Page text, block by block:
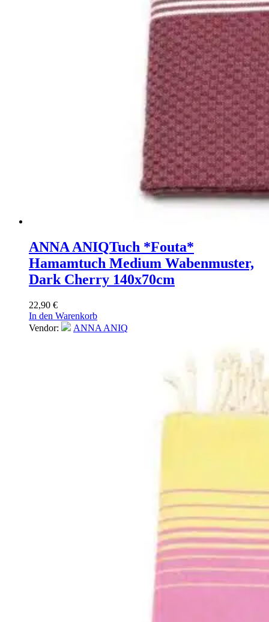
ANNA ANIQTuch *Fouta*
Hamamtuch Medium Wabenmuster,
Dark Cherry 140x70cm
22,90 €
In den Warenkorb
Vendor:
ANNA ANIQ